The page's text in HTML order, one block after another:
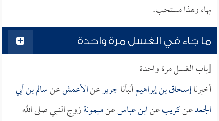
بها، وهذا مستحب.
ما جاء في الغسل مرة واحدة
[باب الغسل مرة واحدة
أخبرناإسحاق بن إبراهيمأنبأناجريرعنالأعمشعنسالم بن أبي
الجعدعنكريبعنابن عباسعنميمونةزوج النبي صلى الله